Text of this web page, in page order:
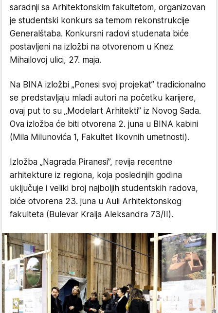
saradnji sa Arhitektonskim fakultetom, organizovan
je studentski konkurs sa temom rekonstrukcije
Generalštaba. Konkursni radovi studenata biće
postavljeni na izložbi na otvorenom u Knez
Mihailovoj ulici, 27. maja.
Na BINA izložbi „Ponesi svoj projekat” tradicionalno
se predstavljaju mladi autori na početku karijere,
ovaj put to su „Modelart Arhitekti” iz Novog Sada.
Ova izložba će biti otvorena 2. juna u BINA kabini
(Mila Milunovića 1, Fakultet likovnih umetnosti).
Izložba „Nagrada Piranesi”, revija recentne
arhitekture iz regiona, koja poslednjih godina
uključuje i veliki broj najboljih studentskih radova,
biće otvorena 23. juna u Auli Arhitektonskog
fakulteta (Bulevar Kralja Aleksandra 73/II).